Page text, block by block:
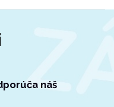
náš